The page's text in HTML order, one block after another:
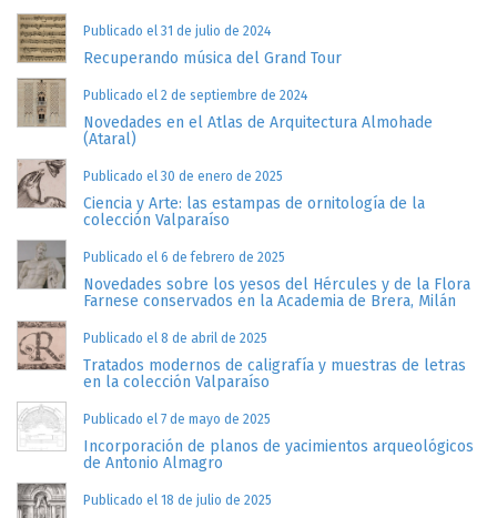
Publicado el 31 de julio de 2024
Recuperando música del Grand Tour
Publicado el 2 de septiembre de 2024
Novedades en el Atlas de Arquitectura Almohade
(Ataral)
Publicado el 30 de enero de 2025
Ciencia y Arte: las estampas de ornitología de la
colección Valparaíso
Publicado el 6 de febrero de 2025
Novedades sobre los yesos del Hércules y de la Flora
Farnese conservados en la Academia de Brera, Milán
Publicado el 8 de abril de 2025
Tratados modernos de caligrafía y muestras de letras
en la colección Valparaíso
Publicado el 7 de mayo de 2025
Incorporación de planos de yacimientos arqueológicos
de Antonio Almagro
Publicado el 18 de julio de 2025